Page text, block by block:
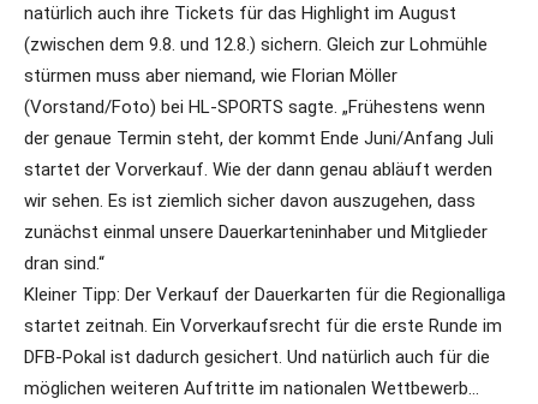
natürlich auch ihre Tickets für das Highlight im August
(zwischen dem 9.8. und 12.8.) sichern. Gleich zur Lohmühle
stürmen muss aber niemand, wie Florian Möller
(Vorstand/Foto) bei HL-SPORTS sagte. „Frühestens wenn
der genaue Termin steht, der kommt Ende Juni/Anfang Juli
startet der Vorverkauf. Wie der dann genau abläuft werden
wir sehen. Es ist ziemlich sicher davon auszugehen, dass
zunächst einmal unsere Dauerkarteninhaber und Mitglieder
dran sind.“
Kleiner Tipp: Der Verkauf der Dauerkarten für die Regionalliga
startet zeitnah. Ein Vorverkaufsrecht für die erste Runde im
DFB-Pokal ist dadurch gesichert. Und natürlich auch für die
möglichen weiteren Auftritte im nationalen Wettbewerb…